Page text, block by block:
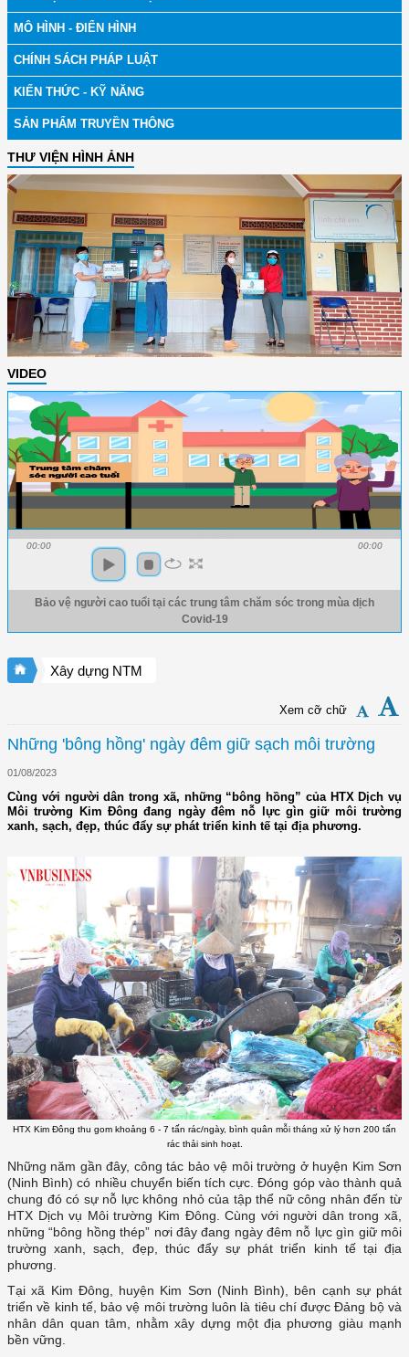
MÔ HÌNH - ĐIỂN HÌNH
CHÍNH SÁCH PHÁP LUẬT
KIẾN THỨC - KỸ NĂNG
SẢN PHẨM TRUYỀN THÔNG
THƯ VIỆN HÌNH ẢNH
VIDEO
00:00 00:00
Bảo vệ người cao tuổi tại các trung tâm chăm sóc trong mùa dịch
Covid-19
Xây dựng NTM
Xem cỡ chữ
Những 'bông hồng' ngày đêm giữ sạch môi trường
01/08/2023
Cùng với người dân trong xã, những “bông hồng” của HTX Dịch vụ
Môi trường Kim Đông đang ngày đêm nỗ lực gìn giữ môi trường
xanh, sạch, đẹp, thúc đẩy sự phát triển kinh tế tại địa phương.
HTX Kim Đông thu gom khoảng 6 - 7 tấn rác/ngày, bình quân mỗi tháng xử lý hơn 200 tấn
rác thải sinh hoạt.
Những năm gần đây, công tác bảo vệ môi trường ở huyện Kim Sơn
(Ninh Bình) có nhiều chuyển biến tích cực. Đóng góp vào thành quả
chung đó có sự nỗ lực không nhỏ của tập thể nữ công nhân đến từ
HTX Dịch vụ Môi trường Kim Đông. Cùng với người dân trong xã,
những “bông hồng thép” nơi đây đang ngày đêm nỗ lực gìn giữ môi
trường xanh, sạch, đẹp, thúc đẩy sự phát triển kinh tế tại địa
phương.
Tại xã Kim Đông, huyện Kim Sơn (Ninh Bình), bên cạnh sự phát
triển về kinh tế, bảo vệ môi trường luôn là tiêu chí được Đảng bộ và
nhân dân quan tâm, nhằm xây dựng một địa phương giàu mạnh
bền vững.